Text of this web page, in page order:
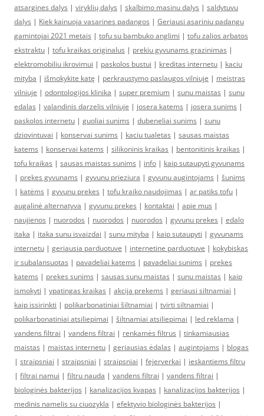
atsargines dalys | viryklių dalys | skalbimo masinu dalys | saldytuvu
dalys | Kiek kainuoja vasarines padangos | Geriausi asariniu padangu
gamintojai 2021 metais | tofu su bambuko anglimi | tofu zalios arbatos
ekstraktu | tofu kraikas originalus | prekiu gyvunams grazinimas |
elektromobiliu ikrovimui | paskolos bustui | kreditas internetu | kaciu
mityba | išmokykite katę | perkraustymo paslaugos vilniuje | meistras
vilniuje | odontologijos klinika | super premium | sunu maistas | sunu
edalas | valandinis darzelis vilniuje | josera katems | josera sunims |
paskolos internetu | guoliai sunims | dubeneliai sunims | sunu
dziovintuvai | konservai sunims | kaciu tualetas | sausas maistas
katems | konservai katems | silikoninis kraikas | bentonitinis kraikas |
tofu kraikas | sausas maistas sunims | info | kaip sutaupyti gyvunams
| prekes gyvunams | gyvunu prieziura | gyvunu augintojams | šunims
| katėms | gyvunu prekes | tofu kraiko naudojimas | ar patiks tofu |
augalinė alternatyva | gyvunu prekes | kontaktai | apie mus |
naujienos | nuorodos | nuorodos | nuorodos | gyvunu prekes | edalo
itaka | itaka sunu isvaizdai | sunu mityba | kaip sutaupyti | gyvunams
internetu | geriausia parduotuve | internetine parduotuve | kokybiskas
ir subalansuotas | pavadeliai katems | pavadeliai sunims | prekes
katems | prekes sunims | sausas sunu maistas | sunu maistas | kaip
ismokyti | ypatingas kraikas | akcija prekems | geriausi siltnamiai |
kaip issirinkti | polikarbonatiniai šiltnamiai | tvirti siltnamiai |
polikarbonatiniai atsiliepimai | šiltnamiai atsiliepimai | led reklama |
vandens filtrai | vandens filtrai | renkamės filtrus | tinkamiausias
maistas | maistas internetu | geriausias ėdalas | augintojams | blogas
| straipsniai | straipsniai | straipsniai | fejerverkai | ieskantiems filtru
| filtrai namui | filtru nauda | vandens filtrai | vandens filtrai |
biologinės bakterijos | kanalizacijos kvapas | kanalizacijos bakterijos |
medinis namelis su ciuozykla | efektyvio biologinės bakterijos |